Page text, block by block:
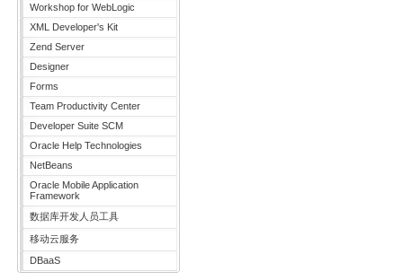
Workshop for WebLogic
XML Developer's Kit
Zend Server
Designer
Forms
Team Productivity Center
Developer Suite SCM
Oracle Help Technologies
NetBeans
Oracle Mobile Application
Framework
数据库开发人员工具
移动云服务
DBaaS